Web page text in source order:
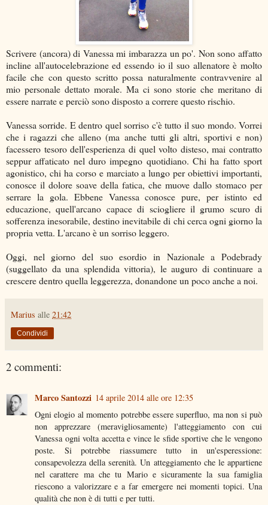
Scrivere (ancora) di Vanessa mi imbarazza un po'. Non sono affatto
incline all'autocelebrazione ed essendo io il suo allenatore è molto
facile che con questo scritto possa naturalmente contravvenire al
mio personale dettato morale. Ma ci sono storie che meritano di
essere narrate e perciò sono disposto a correre questo rischio.
Vanessa sorride. E dentro quel sorriso c'è tutto il suo mondo. Vorrei
che i ragazzi che alleno (ma anche tutti gli altri, sportivi e non)
facessero tesoro dell'esperienza di quel volto disteso, mai contratto
seppur affaticato nel duro impegno quotidiano. Chi ha fatto sport
agonistico, chi ha corso e marciato a lungo per obiettivi importanti,
conosce il dolore soave della fatica, che muove dallo stomaco per
serrare la gola. Ebbene Vanessa conosce pure, per istinto ed
educazione, quell'arcano capace di sciogliere il grumo scuro di
sofferenza inesorabile, destino inevitabile di chi cerca ogni giorno la
propria vetta. L'arcano è un sorriso leggero.
Oggi, nel giorno del suo esordio in Nazionale a Podebrady
(suggellato da una splendida vittoria), le auguro di continuare a
crescere dentro quella leggerezza, donandone un poco anche a noi.
Marius alle 21:42
Condividi
2 commenti:
Marco Santozzi 14 aprile 2014 alle ore 12:35
Ogni elogio al momento potrebbe essere superfluo, ma non si può
non apprezzare (meravigliosamente) l'atteggiamento con cui
Vanessa ogni volta accetta e vince le sfide sportive che le vengono
poste. Si potrebbe riassumere tutto in un'esperessione:
consapevolezza della serenità. Un atteggiamento che le appartiene
nel carattere ma che tu Mario e sicuramente la sua famiglia
riescono a valorizzare e a far emergere nei momenti topici. Una
qualità che non è di tutti e per tutti.